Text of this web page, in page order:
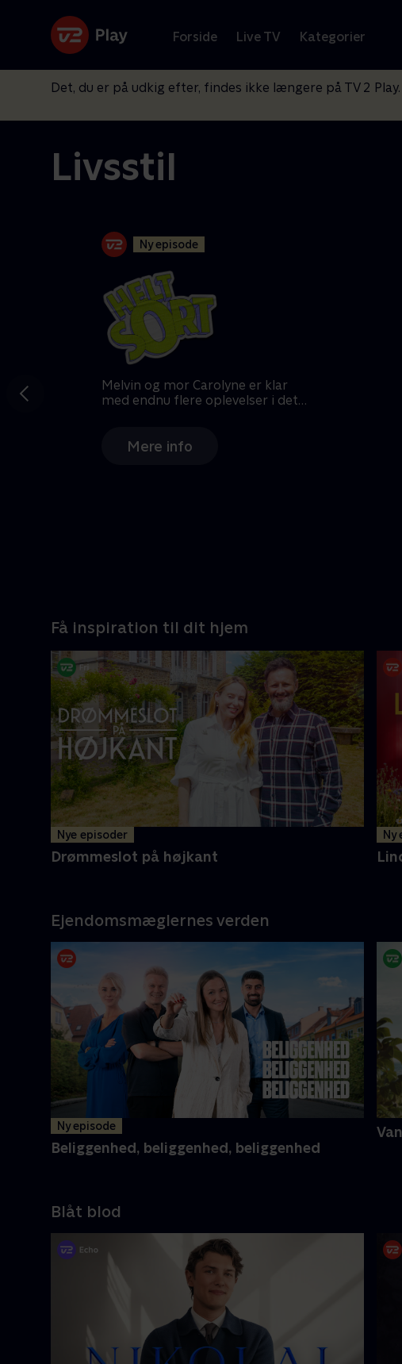
Forside Live TV Kategorier
Det, du er på udkig efter, findes ikke længere på TV 2
Livsstil
Ny episode
Melvin og mor Carolyne er klar
med endnu flere oplevelser i det
Mere info
Gå til slide
Få inspiration til dit hjem
Nye episoder
Drømmeslot på højkant
Ny
Ejendomsmæglernes verden
Ny episode
Beliggenhed, beliggenhed, beliggenhed
Blåt blod